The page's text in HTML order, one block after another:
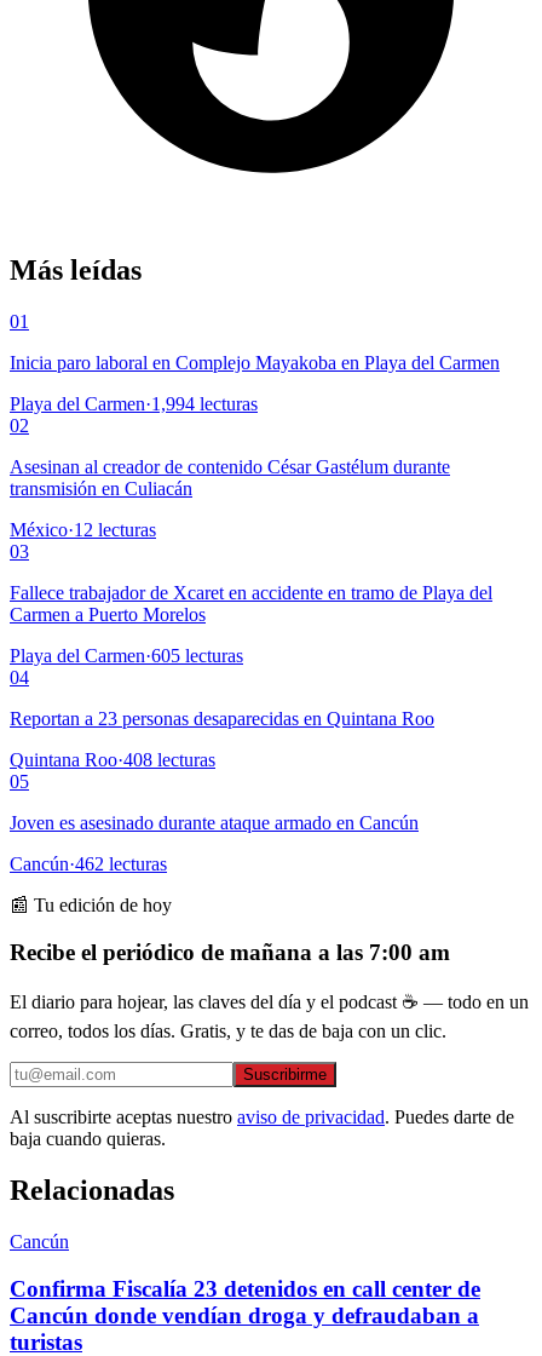
Más leídas
01
Inicia paro laboral en Complejo Mayakoba en Playa del Carmen
Playa del Carmen·1,994 lecturas
02
Asesinan al creador de contenido César Gastélum durante
transmisión en Culiacán
México·12 lecturas
03
Fallece trabajador de Xcaret en accidente en tramo de Playa del
Carmen a Puerto Morelos
Playa del Carmen·605 lecturas
04
Reportan a 23 personas desaparecidas en Quintana Roo
Quintana Roo·408 lecturas
05
Joven es asesinado durante ataque armado en Cancún
Cancún·462 lecturas
📰 Tu edición de hoy
Recibe el periódico de mañana a las 7:00 am
El diario para hojear, las claves del día y el podcast ☕ — todo en un
correo, todos los días. Gratis, y te das de baja con un clic.
Suscribirme
Al suscribirte aceptas nuestro aviso de privacidad. Puedes darte de
baja cuando quieras.
Relacionadas
Cancún
Confirma Fiscalía 23 detenidos en call center de
Cancún donde vendían droga y defraudaban a
turistas